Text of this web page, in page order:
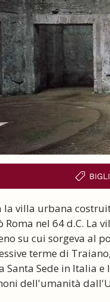
la villa urbana
Roma nel 64 d.C.
su cui sorgeva al
terme di
Sede in Italia
dell'umanità